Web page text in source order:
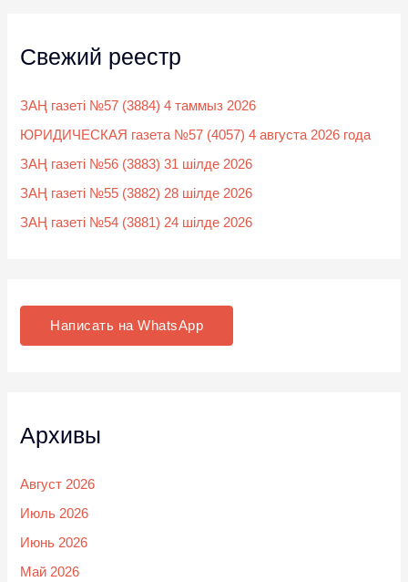
Свежий реестр
ЗАҢ газеті №57 (3884) 4 таммыз 2026
ЮРИДИЧЕСКАЯ газета №57 (4057) 4 августа 2026 года
ЗАҢ газеті №56 (3883) 31 шілде 2026
ЗАҢ газеті №55 (3882) 28 шілде 2026
ЗАҢ газеті №54 (3881) 24 шілде 2026
Написать на WhatsApp
Архивы
Август 2026
Июль 2026
Июнь 2026
Май 2026